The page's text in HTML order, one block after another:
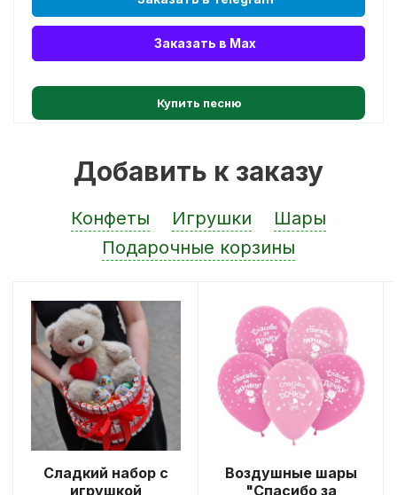
Заказать в Max
Купить песню
Добавить к заказу
Конфеты Игрушки
Шары
Подарочные корзины
Сладкий набор с
игрушкой
Воздушные шары
"Спасибо за